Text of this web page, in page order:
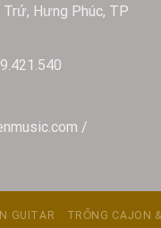
Hưng Phúc, TP
/
GUITAR TRỐNG CAJON